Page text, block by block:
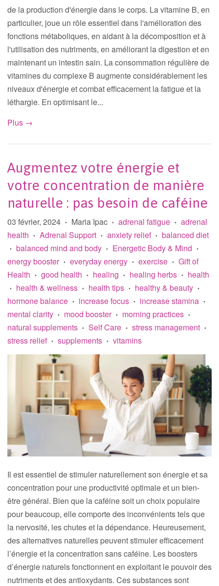
de la production d'énergie dans le corps. La vitamine B, en
particulier, joue un rôle essentiel dans l'amélioration des
fonctions métaboliques, en aidant à la décomposition et à
l'utilisation des nutriments, en améliorant la digestion et en
maintenant un intestin sain. La consommation régulière de
vitamines du complexe B augmente considérablement les
niveaux d'énergie et combat efficacement la fatigue et la
léthargie. En optimisant le...
Plus →
Augmentez votre énergie et
votre concentration de manière
naturelle : pas besoin de caféine
03 février, 2024 • Maria Ipac • adrenal fatigue • adrenal
health
• Adrenal Support • anxiety relief • balanced diet
• balanced mind and body • Energetic Body & Mind •
energy booster • everyday energy • exercise • Gift of
Health
• good health • healing • healing herbs • health
• health & wellness • health tips • healthy & beauty •
hormone balance • increase focus • increase stamina •
mental clarity • mood booster • morning practices •
natural supplements • Self Care • stress management •
stress relief • supplements • vitamins
Il est essentiel de stimuler naturellement son énergie et sa
concentration pour une productivité optimale et un bien-
être général. Bien que la caféine soit un choix populaire
pour beaucoup, elle comporte des inconvénients tels que
la nervosité, les chutes et la dépendance. Heureusement,
des alternatives naturelles peuvent stimuler efficacement
l’énergie et la concentration sans caféine. Les boosters
d’énergie naturels fonctionnent en exploitant le pouvoir des
nutriments et des antioxydants. Ces substances sont